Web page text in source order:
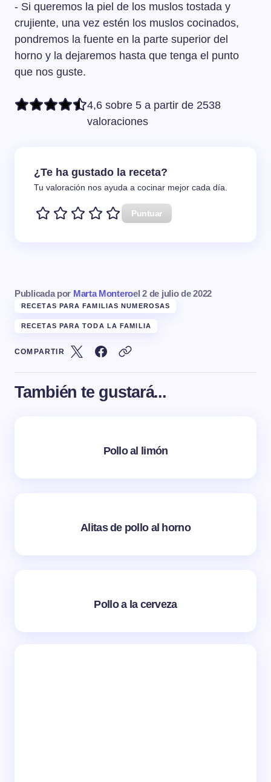
- Si queremos la piel de los muslos tostada y
crujiente, una vez estén los muslos cocinados,
pondremos la fuente en la parte superior del
horno y la dejaremos hasta que tenga el punto
que nos guste.
4,6 sobre 5 a partir de 2538
valoraciones
¿Te ha gustado la receta?
Tu valoración nos ayuda a cocinar mejor cada día.
Puntuar
Publicada por Marta Monteroel 2 de julio de 2022
RECETAS PARA FAMILIAS NUMEROSAS
RECETAS PARA TODA LA FAMILIA
COMPARTIR
También te gustará...
Pollo al limón
Alitas de pollo al horno
Pollo a la cerveza